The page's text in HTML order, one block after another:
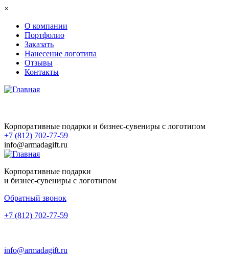
Перейти к основному содержанию
×
О компании
Портфолио
Заказать
Нанесение логотипа
Отзывы
Контакты
Корпоративные подарки и бизнес-сувениры с логотипом
+7 (812) 702-77-59
info@armadagift.ru
Корпоративные подарки
и бизнес-сувениры с логотипом
Обратный звонок
+7 (812) 702-77-59
info@armadagift.ru